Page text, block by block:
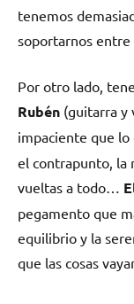
tenemos
soportarnos entre
Por otro lado,
Rubén (guitarra y
impaciente que lo
el contrapunto, la
vueltas a todo…
pegamento que
equilibrio y la
que las cosas